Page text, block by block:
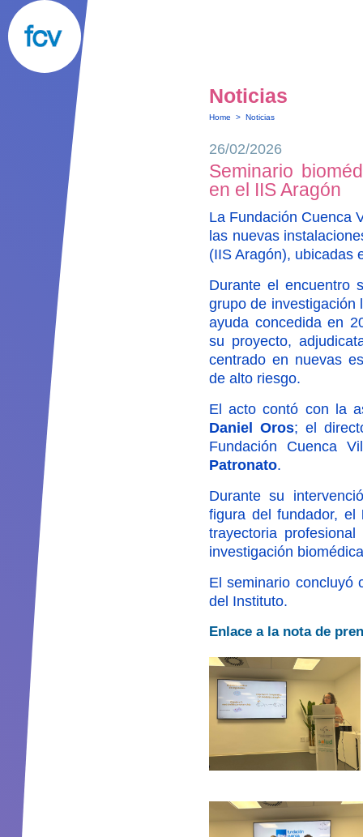
Noticias
Home > Noticias
26/02/2026
Seminario
en el IIS Aragón
La Fundación Cuenca
las nuevas
(IIS Aragón), ubicadas
Durante el encuentro
grupo de
ayuda concedida en
su proyecto,
centrado en nuevas
de alto riesgo.
El acto contó con la
Daniel Oros; el
Fundación Cuenca
Patronato.
Durante su
figura del fundador, el
trayectoria
investigación
El seminario concluyó
del Instituto.
Enlace a la nota de